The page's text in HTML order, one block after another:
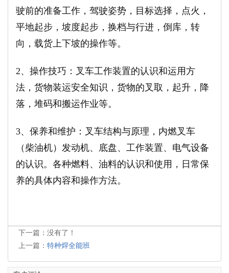
驶前的准备工作，驾驶姿势，目标选择，点火，
平地起步，坡度起步，换档与行进，倒库，转
向，载货上下坡的操作等。
2、操作技巧：叉车工作装置的认识和运用方
法，货物装运安全知识，货物的叉取，起升，降
落，堆码和搬运作业等。
3、保养和维护：叉车结构与原理，内燃叉车
（柴油机）发动机、底盘、工作装置、电气设备
的认识。各种燃料、油料的认识和使用，日常保
养的具体内容和操作方法。
下一篇：没有了！
上一篇： 特种焊全能班